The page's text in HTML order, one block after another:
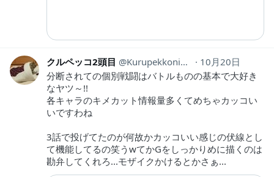
クルペッコ2頭目 Kurupekkoniban
10月20日
分断されての個別戦闘はバトルものの基本で大好き
なヤツ～!!
各キャラのキメカット情報量多くてめちゃカッコい
いですわね
3話で投げてたのが何故かカッコいい感じの伏線とし
て機能してるの笑うwてかGをしっかりめに描くのは
勘弁してくれろ...モザイクかけるとかさぁ...